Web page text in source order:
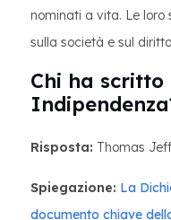
nominati a vita. Le
sulla società e sul
Chi ha
Risposta: Thomas
Spiegazione: La
documento chiave